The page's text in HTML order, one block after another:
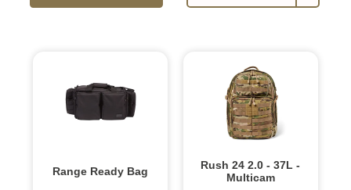
Range Ready Bag
Rush 24 2.0 - 37L -
Multicam